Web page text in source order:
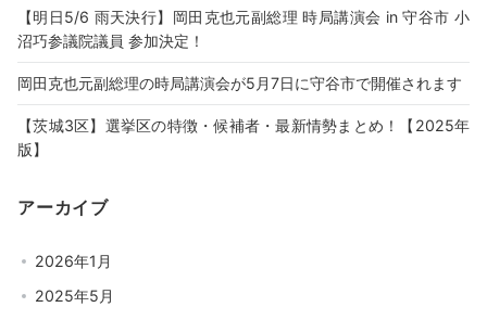
【明日5/6 雨天決行】岡田克也元副総理 時局講演会 in 守谷市 小
沼巧参議院議員 参加決定！
岡田克也元副総理の時局講演会が5月7日に守谷市で開催されます
【茨城3区】選挙区の特徴・候補者・最新情勢まとめ！【2025年
版】
アーカイブ
2026年1月
2025年5月